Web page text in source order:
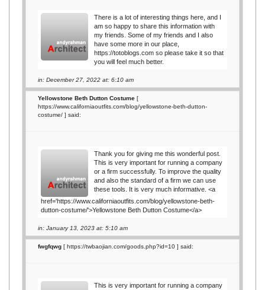
There is a lot of interesting things here, and I
am so happy to share this information with
my friends. Some of my friends and I also
have some more in our place,
https://totoblogs.com so please take it so that
you will feel much better.
in: December 27, 2022 at: 6:10 am
Yellowstone Beth Dutton Costume [
https://www.californiaoutfits.com/blog/yellowstone-beth-dutton-
costume/ ] said:
Thank you for giving me this wonderful post.
This is very important for running a company
or a firm successfully. To improve the quality
and also the standard of a firm we can use
these tools. It is very much informative. <a
href='https://www.californiaoutfits.com/blog/yellowstone-beth-
dutton-costume/'>Yellowstone Beth Dutton Costume</a>
in: January 13, 2023 at: 5:10 am
fwgfqwg [https://twbaojian.com/goods.php?id=10 ] said:
This is very important for running a company